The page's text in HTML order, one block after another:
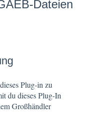
Dateien
Plug-in zu
du dieses Plug-In
Großhändler